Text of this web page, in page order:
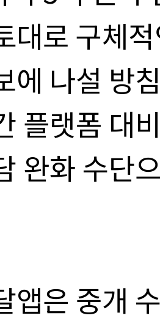
대로 구체
에 나설 방
플랫폼 대
완화 수단
앱은 중개